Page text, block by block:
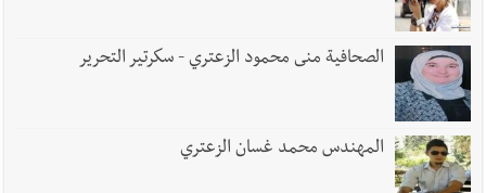
الخميس 6-8-2026
العالم العربي
يبقى الشعب الفلسطيني يعيش كل هذا الألم؟ وإلى متى تستمر هذه
الصحافية منى محمود الزعتري - سكرتير التحرير
المهندس محمد غسان الزعتري